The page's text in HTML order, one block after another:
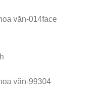
văn-014face
văn-99304